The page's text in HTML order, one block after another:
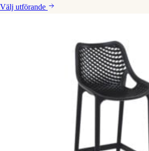
Välj utförande